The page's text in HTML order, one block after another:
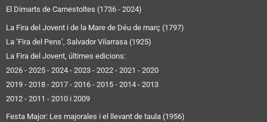
El Dimarts de Carnestoltes (1736 - 2024)
La Fira del Jovent i de la Mare de Déu de març (1797)
La ‘Fira del Pens’, Salvador Vilarrasa (1925)
La Fira del Jovent, últimes edicions:
2026 - 2025 - 2024 - 2023 - 2022 - 2021 - 2020
2019 - 2018 - 2017 - 2016 - 2015 - 2014 - 2013
2012 - 2011 - 2010 i 2009
Festa Major: Les majorales i el llevant de taula (1956)